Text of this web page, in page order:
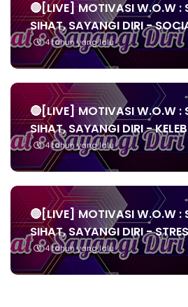
🔴[LIVE] MOTIVASI W.O.W :
SIHAT, SAYANGI DIRI -
4 tahun yang lalu
🔴[LIVE] MOTIVASI W.O.W :
SIHAT, SAYANGI DIRI -
4 tahun yang lalu
🔴[LIVE] MOTIVASI W.O.W :
SIHAT, SAYANGI DIRI -
4 tahun yang lalu